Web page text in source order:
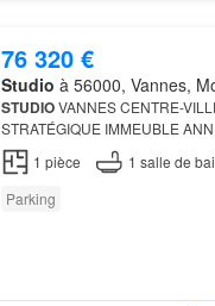
76 320 €
Studio à 56000, Vannes,
STUDIOVANNES CENTRE-
STRATÉGIQUE IMMEUBLE
BÉNÉVOLE FAIBLES
PLOMBERIE SALLE D'EAU
1 pièce 1 salle de
Parking